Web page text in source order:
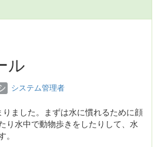
ル
システム管理者
ました。まずは水に慣れるために顔
り水中で動物歩きをしたりして、水